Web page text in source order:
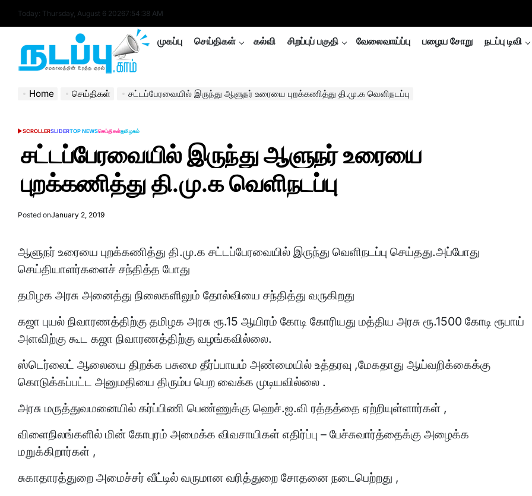
Today: Thursday, August 6 20267:54:39 AM
nadappu.com
முகப்பு செய்திகள் கல்வி சிறப்புப் பகுதி வேலைவாய்ப்பு பழைய சோறு நடப்பு டிவி
Home செய்திகள் சட்டப்பேரவையில் இருந்து ஆளுநர் உரையை புறக்கணித்து தி.மு.க வெளிநடப்பு
POSTED
SCROLLERSLIDERTOP NEWSசெய்திகள்தமிழகம்
சட்டப்பேரவையில் இருந்து ஆளுநர் உரையை
புறக்கணித்து தி.மு.க வெளிநடப்பு
Posted onJanuary 2, 2019
ஆளுநர் உரையை புறக்கணித்து தி.மு.க சட்டப்பேரவையில் இருந்து வெளிநடப்பு செய்தது.அப்போது
செய்தியாளர்களைச் சந்தித்த போது
தமிழக அரசு அனைத்து நிலைகளிலும் தோல்வியை சந்தித்து வருகிறது
கஜா புயல் நிவாரணத்திற்கு தமிழக அரசு ரூ.15 ஆயிரம் கோடி கோரியது மத்திய அரசு ரூ.1500 கோடி ரூபாய்
அளவிற்கு கூட கஜா நிவாரணத்திற்கு வழங்கவில்லை.
ஸ்டெர்லைட் ஆலையை திறக்க பசுமை தீர்ப்பாயம் அண்மையில் உத்தரவு ,மேகதாது ஆய்வறிக்கைக்கு
கொடுக்கப்பட்ட அனுமதியை திரும்ப பெற வைக்க முடியவில்லை .
அரசு மருத்துவமனையில் கர்ப்பிணி பெண்ணுக்கு ஹெச்.ஐ.வி ரத்தத்தை ஏற்றியுள்ளார்கள் ,
விளைநிலங்களில் மின் கோபுரம் அமைக்க விவசாயிகள் எதிர்ப்பு – பேச்சுவார்த்தைக்கு அழைக்க
மறுக்கிறார்கள் ,
சுகாதாரத்துறை அமைச்சர் வீட்டில் வருமான வரித்துறை சோதனை நடைபெற்றது ,